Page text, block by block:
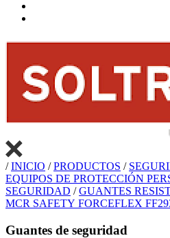
/INICIO /PRODUCTOS /
EQUIPOS DE PROTECCIÓN
SEGURIDAD /GUANTES
MCR SAFETY FORCEFLEX
Guantes de seguridad